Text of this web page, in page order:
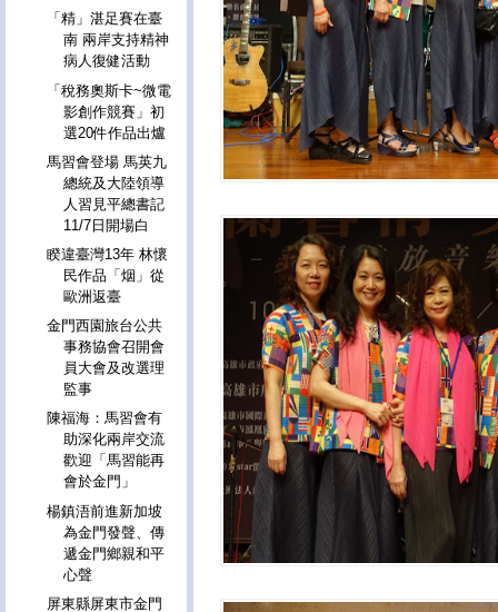
「精」湛足賽在臺
南 兩岸支持精神
病人復健活動
「稅務奧斯卡~微電
影創作競賽」初
選20件作品出爐
馬習會登場 馬英九
總統及大陸領導
人習見平總書記
11/7日開場白
睽違臺灣13年 林懷
民作品「烟」從
歐洲返臺
金門西園旅台公共
事務協會召開會
員大會及改選理
監事
陳福海：馬習會有
助深化兩岸交流
歡迎「馬習能再
會於金門」
楊鎮浯前進新加坡
為金門發聲、傳
遞金門鄉親和平
心聲
屏東縣屏東市金門